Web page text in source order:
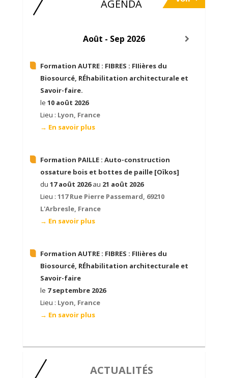
AGENDA
Août - Sep 2026
Formation AUTRE : FIBRES : FIIières du
Biosourcé, RÉhabilitation architecturale et
Savoir-faire.
le 10 août 2026
Lieu : Lyon, France
→ En savoir plus
Formation PAILLE : Auto-construction
ossature bois et bottes de paille [Oïkos]
du 17 août 2026au 21 août 2026
Lieu : 117 Rue Pierre Passemard, 69210
L'Arbresle, France
→ En savoir plus
Formation AUTRE : FIBRES : FIIières du
Biosourcé, RÉhabilitation architecturale et
Savoir-faire
le 7 septembre 2026
Lieu : Lyon, France
→ En savoir plus
ACTUALITÉS